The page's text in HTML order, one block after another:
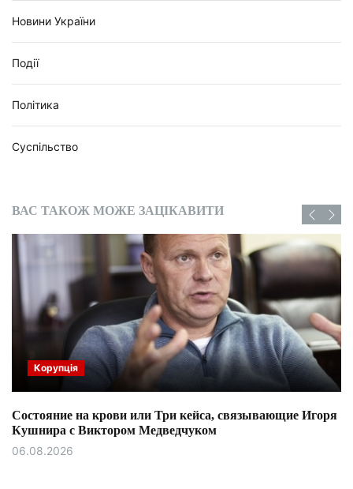
Новини України
Події
Політика
Суспільство
ВАС ТАКОЖ МОЖЕ ЗАЦІКАВИТИ
Корупція
Состояние на крови или Три кейса, связывающие Игоря
Кушнира с Виктором Медведчуком
06.08.2026